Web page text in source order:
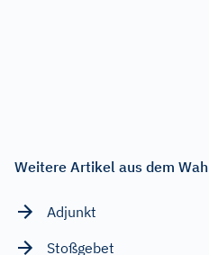
Weitere Artikel aus dem
Adjunkt
Stoßgebet